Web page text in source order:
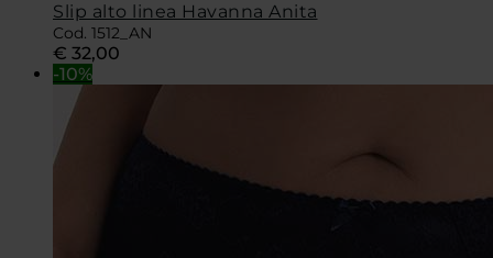
Slip alto linea Havanna Anita
Cod. 1512_AN
€ 32,00
-10%